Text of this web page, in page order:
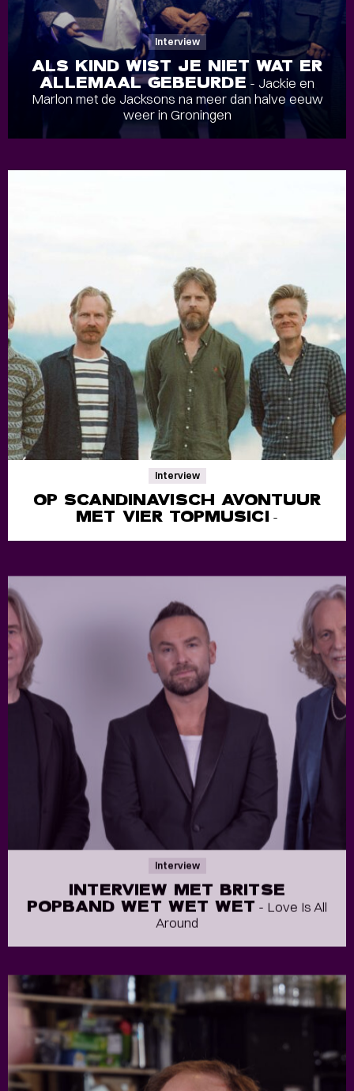
Interview
ALS KIND WIST JE NIET WAT ER
ALLEMAAL GEBEURDE - Jackie en
Marlon met de Jacksons na meer dan halve eeuw
weer in Groningen
Interview
OP SCANDINAVISCH AVONTUUR
MET VIER TOPMUSICI -
Interview
INTERVIEW MET BRITSE
POPBAND WET WET WET - Love Is All
Around